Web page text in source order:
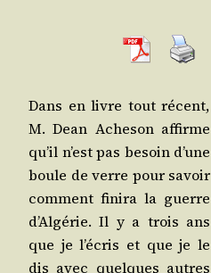
Dans en livre tout récent,
M. Dean Ache­son affirme
qu’il n’est pas besoin d’une
boule de verre pour savoir
com­ment fini­ra la guerre
d’Algérie. Il y a trois ans
que je l’écris et que je le
dis avec quelques autres